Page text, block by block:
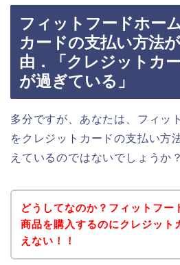
フィットフードホー
カードの支払い方法
由．「クレジットカ
が過ぎている」
多分ですが、あなたは、フィッ
をクレジットカードの支払い方
えているのではないでしょうか
どうしてなのか？フィットフー
商品を購入するのにクレジット
えない！！